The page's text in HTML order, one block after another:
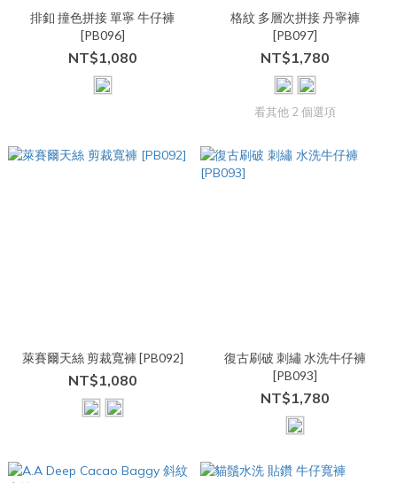
排釦 撞色拼接 單寧 牛仔褲
[PB096]
NT$1,080
格紋 多層次拼接 丹寧褲
[PB097]
NT$1,780
看其他 2 個選項
萊賽爾天絲 剪裁寬褲 [PB092]
NT$1,080
復古刷破 刺繡 水洗牛仔褲
[PB093]
NT$1,780